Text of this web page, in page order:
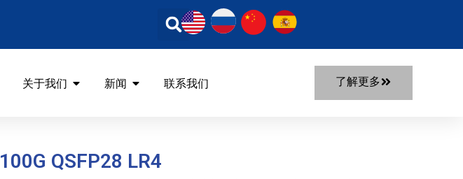
关于我们 新闻 联系我们 了解更多
100G QSFP28 LR4